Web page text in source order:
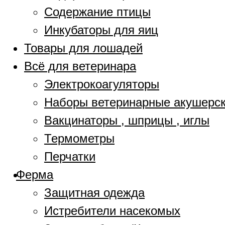
Содержание птицы
Инкубаторы для яиц
Товары для лошадей
Всё для ветеринара
Электрокоагуляторы
Наборы ветеринарные
Вакцинаторы , шприцы , иглы
Термометры
Перчатки
Ферма
Защитная одежда
Истребители насекомых